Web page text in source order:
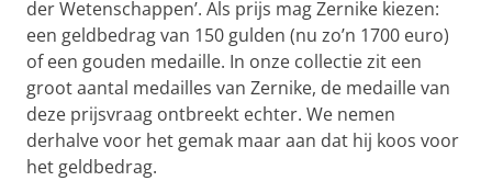
der Wetenschappen’. Als prijs mag Zernike kiezen:
een geldbedrag van 150 gulden (nu zo’n 1700 euro)
of een gouden medaille. In onze collectie zit een
groot aantal medailles van Zernike, de medaille van
deze prijsvraag ontbreekt echter. We nemen
derhalve voor het gemak maar aan dat hij koos voor
het geldbedrag.